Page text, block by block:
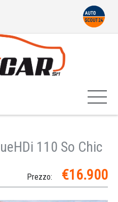
110 So Chic
Prezzo: €16.900